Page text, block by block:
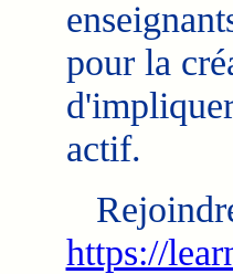
pour la
actif.
https://